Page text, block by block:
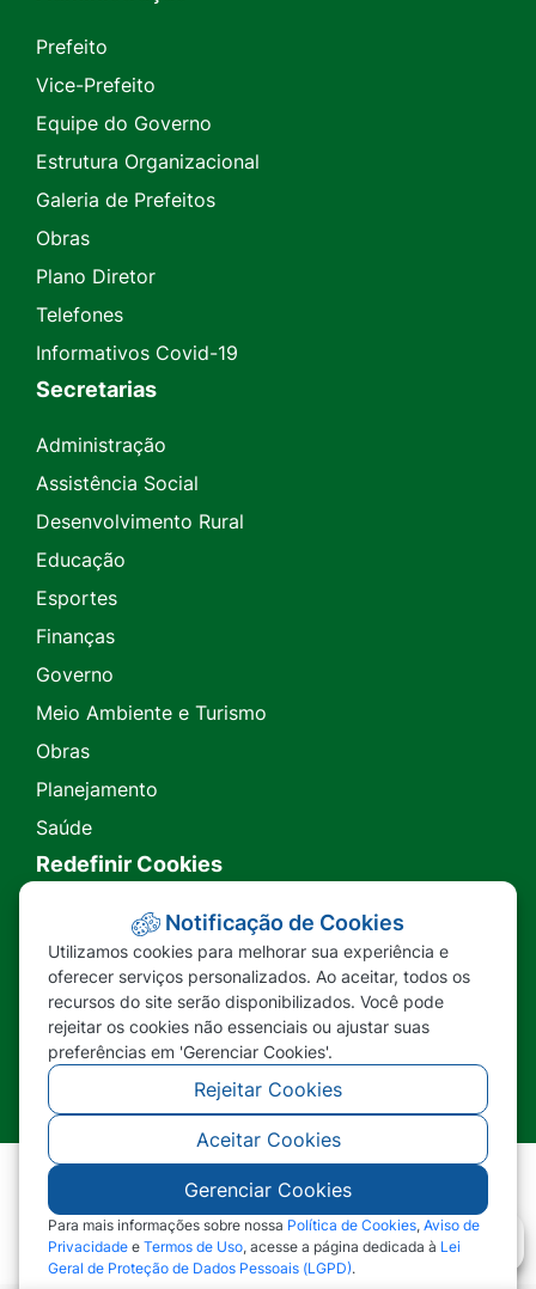
Prefeito
Vice-Prefeito
Equipe do Governo
Estrutura Organizacional
Galeria de Prefeitos
Obras
Plano Diretor
Telefones
Informativos Covid-19
Secretarias
Administração
Assistência Social
Desenvolvimento Rural
Educação
Esportes
Finanças
Governo
Meio Ambiente e Turismo
Obras
Planejamento
Saúde
Redefinir Cookies
Transparência
Ouvidoria
SIC
©2026 - Prefeitura Municipal de Nova Lacerda -
MT - Todos os direitos reservados
Notificação de Cookies
Utilizamos cookies para melhorar sua experiência e
oferecer serviços personalizados. Ao aceitar, todos os
recursos do site serão disponibilizados. Você pode
rejeitar os cookies não essenciais ou ajustar suas
preferências em 'Gerenciar Cookies'.
Rejeitar Cookies
Aceitar Cookies
Gerenciar Cookies
Para mais informações sobre nossa Política de Cookies, Aviso de
Privacidade e Termos de Uso, acesse a página dedicada à Lei
Geral de Proteção de Dados Pessoais (LGPD).